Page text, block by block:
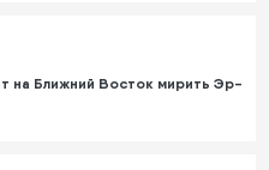
на Ближний Восток мирить Эр-